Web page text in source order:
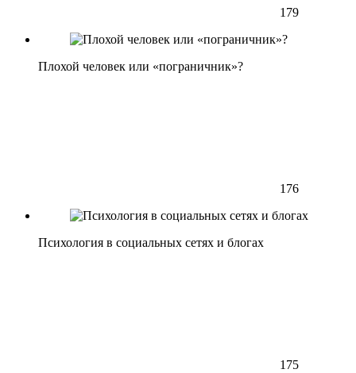
179
Плохой человек или «пограничник»?
176
Психология в социальных сетях и блогах
175